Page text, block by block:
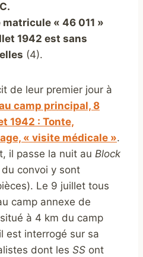
« 46 011 »
1942 est sans
(4).
de leur premier jour à
camp principal, 8
1942 : Tonte,
« visite médicale ».
il passe la nuit au Block
convoi y sont
Le 9 juillet tous
camp annexe de
situé à 4 km du camp
est interrogé sur sa
dont les SS ont